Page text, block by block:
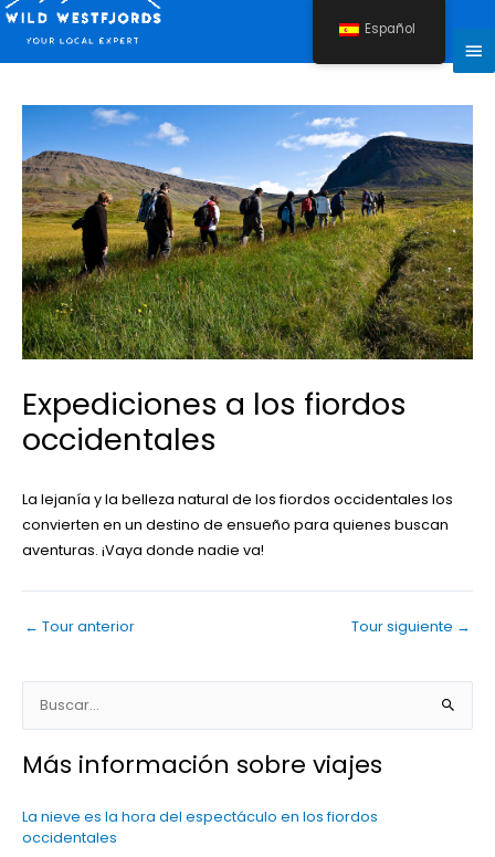
Ir
contenido
Expediciones a los fiordos
occidentales
La lejanía y la belleza natural de los fiordos occidentales los
convierten en un destino de ensueño para quienes buscan
aventuras. ¡Vaya donde nadie va!
entradas
← Tour anterior Tour siguiente →
u
s
a
r
Más información sobre viajes
La nieve es la hora del espectáculo en los fiordos
occidentales
Español